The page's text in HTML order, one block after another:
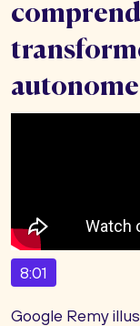
autonome
8:01
Google Remy